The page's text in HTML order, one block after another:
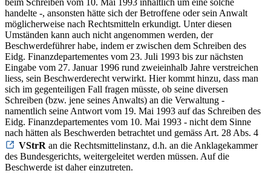
handelte -, ansonsten hätte sich der Betroffene oder sein Anwalt
möglicherweise nach Rechtsmitteln erkundigt. Unter diesen
Umständen kann auch nicht angenommen werden, der
Beschwerdeführer habe, indem er zwischen dem Schreiben des
Eidg. Finanzdepartementes vom 23. Juli 1993 bis zur nächsten
Eingabe vom 27. Januar 1996 rund zweieinhalb Jahre verstreichen
liess, sein Beschwerderecht verwirkt. Hier kommt hinzu, dass man
sich im gegenteiligen Fall fragen müsste, ob seine diversen
Schreiben (bzw. jene seines Anwalts) an die Verwaltung -
namentlich seine Antwort vom 19. Mai 1993 auf das Schreiben des
Eidg. Finanzdepartementes vom 10. Mai 1993 - nicht dem Sinne
nach hätten als Beschwerden betrachtet und gemäss Art. 28 Abs. 4
VStrR an die Rechtsmittelinstanz, d.h. an die Anklagekammer
des Bundesgerichts, weitergeleitet werden müssen. Auf die
Beschwerde ist daher einzutreten.